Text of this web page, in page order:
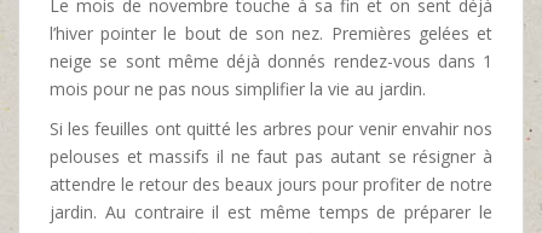
Le mois de novembre touche à sa fin et on sent déjà
l’hiver pointer le bout de son nez. Premières gelées et
neige se sont même déjà donnés rendez-vous dans 1
mois pour ne pas nous simplifier la vie au jardin.
Si les feuilles ont quitté les arbres pour venir envahir nos
pelouses et massifs il ne faut pas autant se résigner à
attendre le retour des beaux jours pour profiter de notre
jardin. Au contraire il est même temps de préparer le